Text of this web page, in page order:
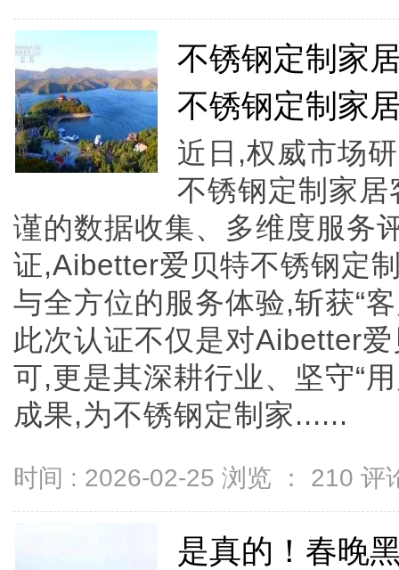
不锈钢定制家
不锈钢定制家
近日,权威市场
不锈钢定制家
谨的数据收集、多维度服务
证,Aibetter爱贝特不锈钢定
与全方位的服务体验,斩获“
此次认证不仅是对Aibetter
可,更是其深耕行业、坚守“
成果,为不锈钢定制家......
时间 : 2026-02-25 浏览 ： 210 评
是真的！春晚